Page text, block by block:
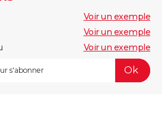
Voir un exemple
Voir un exemple
Voir un exemple